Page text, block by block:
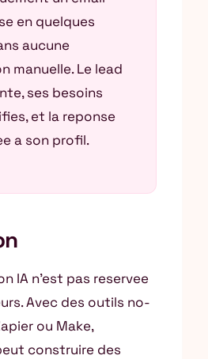
en quelques
aucune
manuelle. Le lead
ses besoins
et la reponse
a son profil.
IA n’est pas reservee
Avec des outils no-
ou Make,
construire des